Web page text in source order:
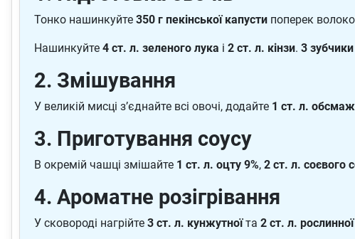
Тонко нашинкуйте 350 г пекінської капусти поперек
Нашинкуйте 4 ст. л. зеленого лука і 2 ст. л. кінзи. 3
2. Змішування
У великій мисці з’єднайте всі овочі, додайте 1 ст. л.
3. Приготування соусу
В окремій чашці змішайте 1 ст. л. оцту 9%, 2 ст. л. соєвого
4. Ароматне розігрівання
У сковороді нагрійте 3 ст. л. кунжутноїта 2 ст. л. рослинної